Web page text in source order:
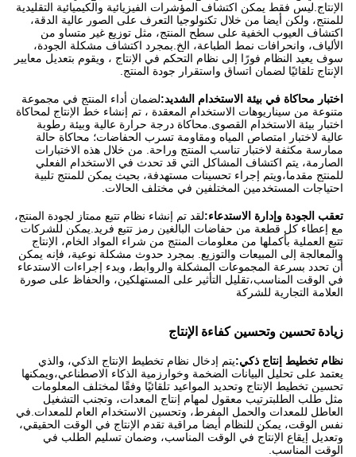
الإنتاج.ليس فقط يمكن اكتشاف المؤشرات الفيزيائية والكيميائية التقليدية
للمنتج، ولكن أيضا من خلال تكنولوجيا التعرف على الصور عالية الدقة،
اكتشاف العيوب الخفية على سطح المنتج، مثل توزيع غير متساو من
الألياف، وانحرافات نمط الطباعة، الخ.بمجرد اكتشاف مشكلة الجودة،
سوف يعيد النظام فورًا إلى نظام التحكم في الإنتاج ، ويقوم بتعديل معايير
الإنتاج تلقائيًا لضمان اتساق واستقرار جودة المنتج.
اختبار محاكاة في بيئة الاستخدام الشديد:لضمان أداء المنتج في مجموعة
متنوعة من سيناريوهات الاستخدام المعقدة ، تم إنشاء خط الإنتاج لمحاكاة
اختبار بيئة الاستخدام القصوى.محاكاة درجة حرارة عالية وبيئة رطوبة
عالية لاختبار امتصاص المياه ومقاومة تسرب الحفاضات؛ محاكاة حالة
ممارسة مكثفة لاختبار تناسب المنتج وراحة. من خلال هذه الاختبارات
الصارمة، يتم اكتشاف المشاكل التي قد تحدث في الاستخدام الفعلي
للمنتج مقدما،ويتم إجراء تحسينات مستهدفة، بحيث يمكن للمنتج تلبية
احتياجات المستخدمين المختلفين في مختلف الحالات.
تعقب الجودة وإدارة الاستدعاء:لقد تم إنشاء نظام تتبع ممتاز لجودة المنتج،
مع إعطاء كل قطعة من حفاضات البالغين رمز تتبع فريد.يمكن للشركات
تتبع العملية بأكملها من معلومات المنتج من شراء المواد الخام، الإنتاج
والمعالجة إلى المبيعات والتوزيع. بمجرد حدوث مشكلة نوعية، فإنه يمكن
أن تحدد بسرعة المجموعات المشكلة والروابط، وبدء إجراءات الاستدعاء
في الوقت المناسب،تقليل التأثير على المستهلكين، والحفاظ على صورة
العلامة التجارية للشركة
زيادة تحسين وتحسين كفاءة الإنتاج
نظام تخطيط إنتاج ذكي:يتم إدخال نظام تخطيط الإنتاج الذكي، والذي
يعتمد على تحليل البيانات الضخمة وخوارزمية الذكاء الاصطناعي،ويمكنها
تحسين تخطيط الإنتاج وتحديد المواعيد تلقائيًا وفقًا لمختلف المعلومات
مثل طلب الطلبترتيب معقول لمهام إنتاج المعدات، وتجنب التشغيل
العاطل للمعدات والحمل المفرط، وتحسين الاستخدام العام للمعدات.في
نفس الوقت، يمكن للنظام أيضا مراقبة تقدم الإنتاج في الوقت الحقيقي،
وتعديل إيقاع الإنتاج في الوقت المناسب، وضمان تسليم الطلب في
الوقت المناسب.